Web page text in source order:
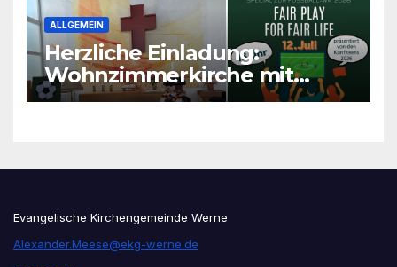
ALLGEMEIN
Herzliche Einladung:
Wohnzimmerkirche mit
unseren Konfis
Evangelische Kirchengemeinde Werne
Alexander.Meese@ekg-werne.de